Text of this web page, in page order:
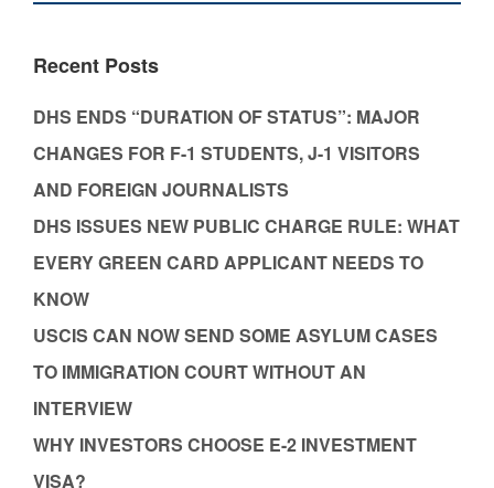
Recent Posts
DHS ENDS “DURATION OF STATUS”: MAJOR
CHANGES FOR F-1 STUDENTS, J-1 VISITORS
AND FOREIGN JOURNALISTS
DHS ISSUES NEW PUBLIC CHARGE RULE: WHAT
EVERY GREEN CARD APPLICANT NEEDS TO
KNOW
USCIS CAN NOW SEND SOME ASYLUM CASES
TO IMMIGRATION COURT WITHOUT AN
INTERVIEW
WHY INVESTORS CHOOSE E-2 INVESTMENT
VISA?